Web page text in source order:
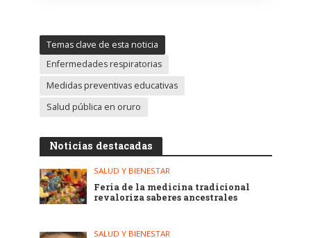
Temas clave de esta noticia
Enfermedades respiratorias
Medidas preventivas educativas
Salud pública en oruro
Noticias destacadas
SALUD Y BIENESTAR
Feria de la medicina tradicional
revaloriza saberes ancestrales
SALUD Y BIENESTAR